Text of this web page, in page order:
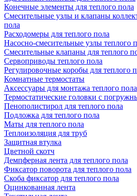
Конечные элементы для теплого пола
Смесительные узлы и клапаны
пола
Расходомеры для теплого пола
Насосно-смесительные узлы теплого
Смесительные клапаны для теплого
Сервоприводы теплого пола
Регулировочные коробы для теплого
Комнатные термостаты
Аксессуары для монтажа теплого пола
Термостатические головки с
Пенополистирол для теплого пола
Подложка для теплого пола
Маты для теплого пола
Теплоизоляция для труб
Защитная втулка
Цветной скотч
Демпферная лента для теплого пола
Фиксатор поворота для теплого пола
Скоба фиксатор для теплого пола
Оцинкованная лента